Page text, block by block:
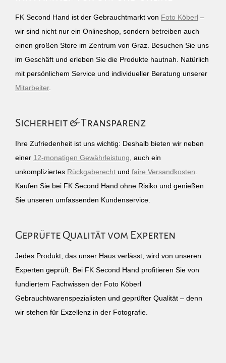
FK Second Hand ist der Gebrauchtmarkt von Foto Köberl –
wir sind nicht nur ein Onlineshop, sondern betreiben auch
einen großen Store im Zentrum von Graz. Besuchen Sie uns
im Geschäft und erleben Sie die Produkte hautnah. Natürlich
mit persönlichem Service und individueller Beratung unserer
Mitarbeiter.
Sicherheit & Transparenz
Ihre Zufriedenheit ist uns wichtig: Deshalb bieten wir neben
einer 12-monatigen Gewährleistung , auch ein
unkompliziertes Rückgaberecht und faire Versandkosten
Kaufen Sie bei FK Second Hand ohne Risiko und genießen
Sie unseren umfassenden Kundenservice.
Geprüfte Qualität vom Experten
Jedes Produkt, das unser Haus verlässt, wird von unseren
Experten geprüft. Bei FK Second Hand profitieren Sie von
fundiertem Fachwissen der Foto Köberl
Gebrauchtwarenspezialisten und geprüfter Qualität – denn
wir stehen für Exzellenz in der Fotografie.